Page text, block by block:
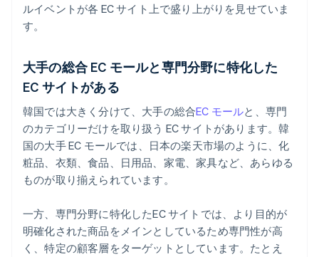
ルイベントが各 EC サイト上で盛り上がりを見せていま
す。
大手の総合 EC モールと専門分野に特化した
EC サイトがある
韓国では大きく分けて、大手の総合EC モールと、専門
のカテゴリーだけを取り扱う EC サイトがあります。韓
国の大手 EC モールでは、日本の楽天市場のように、化
粧品、衣類、食品、日用品、家電、家具など、あらゆる
ものが取り揃えられています。
一方、専門分野に特化したEC サイトでは、より目的が
明確化された商品をメインとしているため専門性が高
く、特定の顧客層をターゲットとしています。たとえ